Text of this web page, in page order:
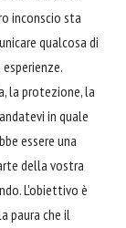
inconscio sta
qualcosa di
la protezione, la
in quale
essere una
della vostra
L'obiettivo è
paura che il